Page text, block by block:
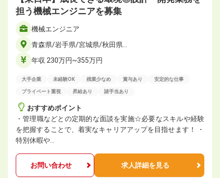
担う機械エンジニアを募集
機械エンジニア
青森県/岩手県/宮城県/秋田県…
年収 230万円~355万円
大手企業 未経験OK 残業少なめ 賞与あり 安定的な仕事
プライベート重視 昇給あり 諸手当あり
おすすめポイント
・管理職などとの定期的な面談を実施☆必要なスキルや経験
を把握することで、着実なキャリアアップを目指せます！ ・
特別休暇や…
お問い合わせ 求人詳細を見る